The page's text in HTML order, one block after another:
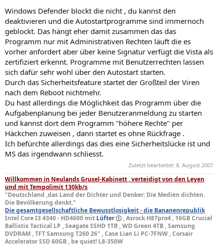
Windows Defender blockt die nicht , du kannst den
deaktivieren und die Autostartprogramme sind immernoch
geblockt. Das hängt eher damit zusammen das das
Programm nur mit Administrativen Rechten läuft die es
vorher anfordert aber über keine Signatur verfügt die Vista als
zertifiziert erkennt. Programme mit Benutzerrechten lassen
sich dafür sehr wohl über den Autostart starten.
Durch das Sicherheitsfeature startet der Großteil der Viren
nach dem Reboot nichtmehr.
Du hast allerdings die Möglichkeit das Programm über die
Aufgabenplanung bei jeder Benutzeranmeldung zu starten
und kannst dort dem Programm "höhere Rechte" per
Häckchen zuweisen , dann startet es ohne Rückfrage .
Ich befürchte allerdings das dies eine Sicherheitslücke ist und
MS das irgendwann schliesst.
Zuletzt bearbeitet: 8. August 2007
Willkommen in Neulands Grusel-Kabinett , verteidigt von den Leyen
und mit Tempolimit 130kb/s
"Deutschland ,das Land der Dichter und Denker: Die Medien dichten.
Die Bevölkerung denkt."
Die gesamtgesellschaftliche Bewusstlosigkeit - die Bananenrepublik
Intel Core I3 4340 - HD4600 mit Lüfter
, Asrock H87pro4 , 16GB Crucial
Ballistix Tactical LP , Seagate SSHD 1TB , WD Green 4TB , Samsung
DVDRAM , TFT Samsung T260 26" , Case Lian Li PC-7FNW , Corsair
Accelerator SSD 60GB , be quiet! L8-350W